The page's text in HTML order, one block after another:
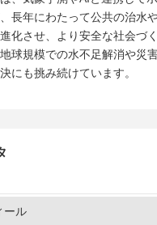
長年にわたって公共の治水
化させ、より安全な社会づ
球規模での水不足解消や災
にも挑み続けています。
ール